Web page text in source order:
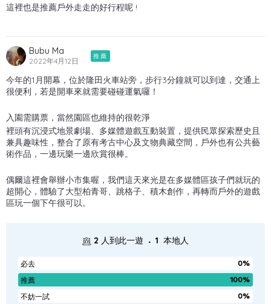
這裡也是推薦戶外走走的好行程呢 !
Bubu Ma
2022年4月12日
推薦
今年的1月開幕，位於隆田火車站旁，步行3分鐘就可以到達，交通上
很便利，若是開車來就需要碰碰運氣囉！
入園需購票，當然園區也維持的很乾淨
裡頭有沉浸式地景劇場、多媒體遊戲互動裝置，提供民眾探索歷史且
兼具趣味性，整合了原有考古中心及文物典藏空間，戶外也有公共藝
術作品，一邊玩樂一邊欣賞很棒。
偶爾這裡會舉辦小市集喔，我們這天來光是在多媒體區孩子們就玩的
超開心，體驗了大型柏青哥、跳格子、積木創作，再轉而戶外的遊戲
區玩一個下午很可以。
2 人到此一遊 . 1 本地人
必去
0%
推薦
100%
不妨一試
0%